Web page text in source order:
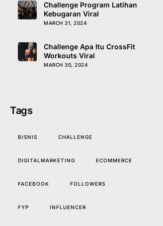
Challenge Program Latihan
Kebugaran Viral
MARCH 31, 2024
Challenge Apa Itu CrossFit
Workouts Viral
MARCH 30, 2024
Tags
BISNIS CHALLENGE
DIGITALMARKETING ECOMMERCE
FACEBOOK FOLLOWERS
FYP INFLUENCER